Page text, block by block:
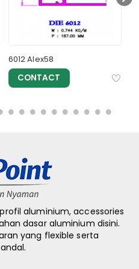
6012 Alex58
CONTACT
aluminium, accessories
dasar aluminium disini.
yang flexible serta